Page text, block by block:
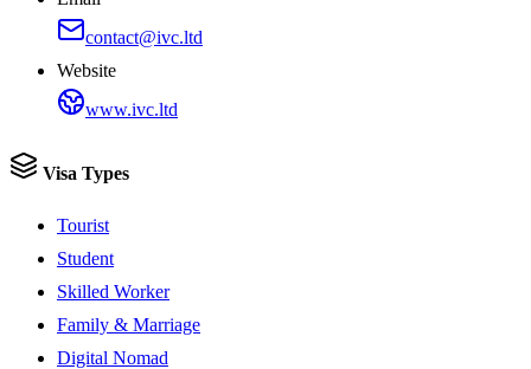
contact@ivc.ltd
Website
www.ivc.ltd
Visa Types
Tourist
Student
Skilled Worker
Family & Marriage
Digital Nomad